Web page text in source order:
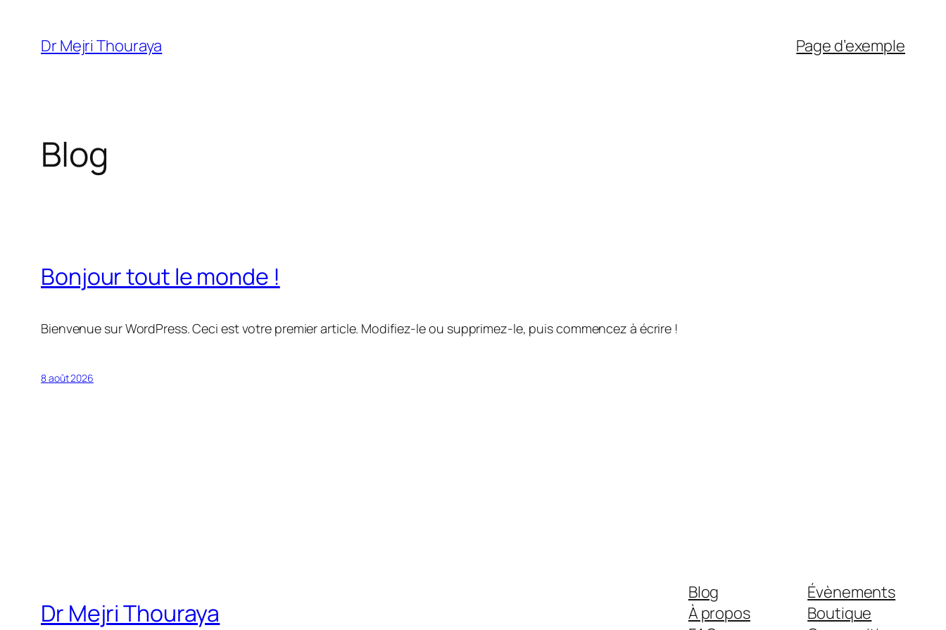
contenu
Dr Mejri Thouraya Page d’exemple
Blog
Bonjour tout le monde !
Bienvenue sur WordPress. Ceci est votre premier article. Modifiez-le ou supprimez-le, puis commencez à écrire !
8 août 2026
Dr Mejri Thouraya
Blog
À propos
Évènements
Boutique